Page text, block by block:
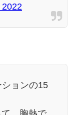
ョンの15